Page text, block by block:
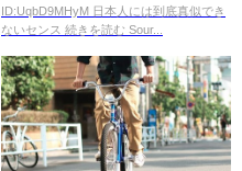
ID:UqbD9MHyM 日本人には到底真似でき
ないセンス 続きを読む Sour...